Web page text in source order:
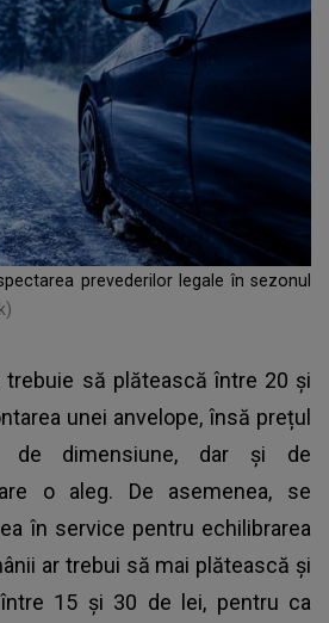
prevederilor legale în sezonul
trebuie să plătească între 20 și
unei anvelope, însă prețul
de dimensiune, dar și de
o aleg. De asemenea, se
în service pentru echilibrarea
ar trebui să mai plătească și
15 și 30 de lei, pentru ca